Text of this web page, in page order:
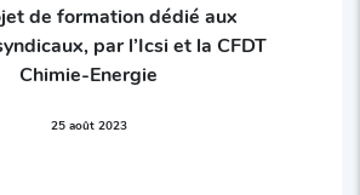
de formation dédié aux
par l’Icsi et la CFDT
Chimie-Energie
25 août 2023